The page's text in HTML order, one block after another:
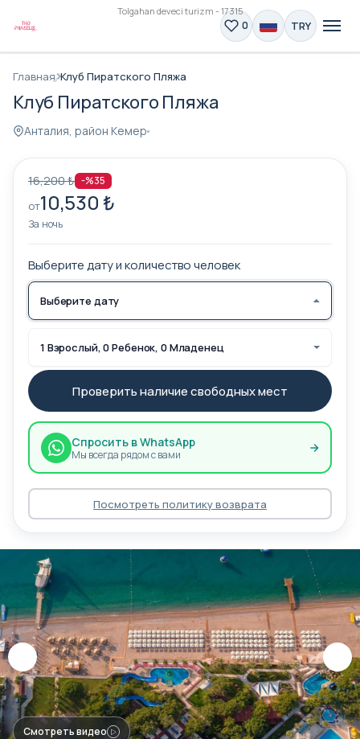
Tolgahan deveci turizm - 17315
0 TRY
Главная Клуб Пиратского Пляжа
Клуб Пиратского Пляжа
Анталия, район Кемер
Смотреть видео
16,200 ₺ -%35
от10,530 ₺
За ночь
Выберите дату и количество человек
Выберите дату
1 Взрослый, 0 Ребенок, 0 Младенец
Проверить наличие свободных мест
Спросить в WhatsApp
Мы всегда рядом с вами
Посмотреть политику возврата